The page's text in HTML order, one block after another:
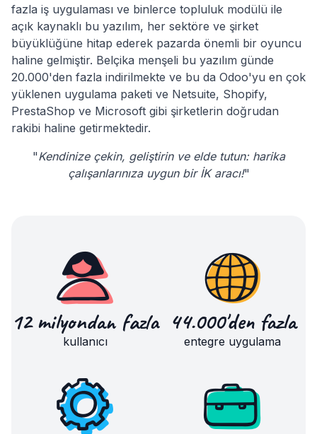
fazla iş uygulaması ve binlerce topluluk modülü ile
açık kaynaklı bu yazılım, her sektöre ve şirket
büyüklüğüne hitap ederek pazarda önemli bir oyuncu
haline gelmiştir. Belçika menşeli bu yazılım günde
20.000'den fazla indirilmekte ve bu da Odoo'yu en çok
yüklenen uygulama paketi ve Netsuite, Shopify,
PrestaShop ve Microsoft gibi şirketlerin doğrudan
rakibi haline getirmektedir.
"Kendinize çekin, geliştirin ve elde tutun: harika
çalışanlarınıza uygun bir İK aracı!"
12 milyondan fazla
kullanıcı
44.000'den fazla
entegre uygulama